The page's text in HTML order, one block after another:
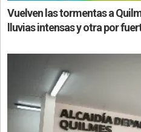
Vuelven las tormentas a
lluvias intensas y otra por